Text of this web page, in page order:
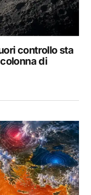
controllo sta
di